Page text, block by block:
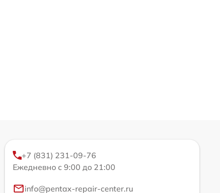
+7 (831) 231-09-76
Ежедневно с 9:00 до 21:00
info@pentax-repair-center.ru